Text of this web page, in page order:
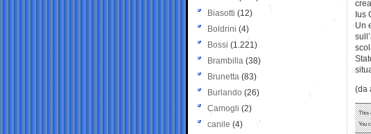
Ius
Un
(da
This
You
Biasotti (12)
Boldrini (4)
Bossi (1.221)
Brambilla (38)
Brunetta (83)
Burlando (26)
Camogli (2)
canile (4)